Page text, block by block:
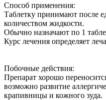
Способ применения:
Таблетку принимают после
количеством жидкости.
Обычно назначают по 1
Курс лечения определяет
Побочные действия:
Препарат хорошо
возможно развитие
крапивницы и кожного зуда.